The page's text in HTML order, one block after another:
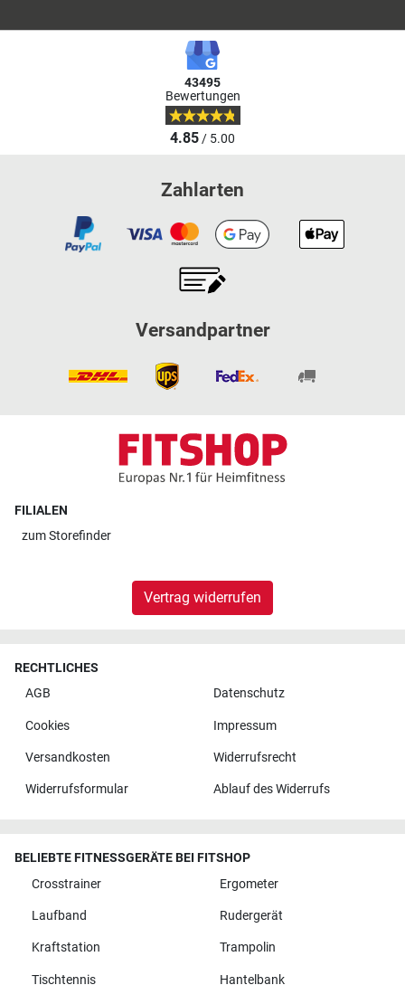
43495
Bewertungen
4.85/ 5.00
Zahlarten
Versandpartner
FILIALEN
zumStorefinder
Vertrag widerrufen
RECHTLICHES
AGB
Datenschutz
Cookies Impressum
Versandkosten Widerrufsrecht
Widerrufsformular Ablauf des Widerrufs
BELIEBTE FITNESSGERÄTE BEI FITSHOP
Crosstrainer
Ergometer
Laufband Rudergerät
Kraftstation Trampolin
Tischtennis Hantelbank